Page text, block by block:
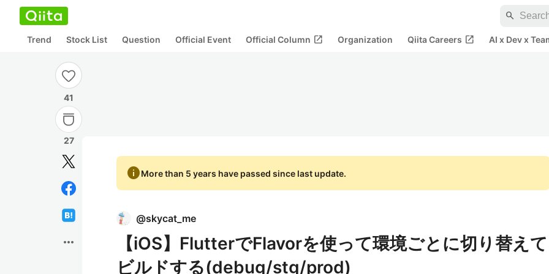
search
Trend Stock List Question Official Event Official Column open_in_new Organization Qiita Careers open_in_new AI x Dev x
41
27
more_horiz
infoMore than 5 years have passed since last update.
@skycat_me
【iOS】FlutterでFlavorを使って環境ごとに切り替えて
ビルドする(debug/stg/prod)